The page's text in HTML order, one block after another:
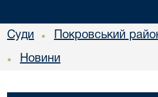
Суди • Покровський
• Новини